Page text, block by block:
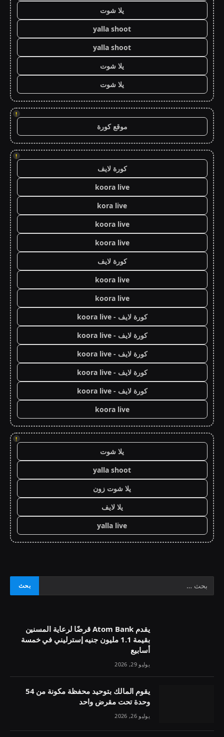
يلا شوت
yalla shoot
yalla shoot
يلا شوت
يلا شوت
!
موقع كورة
!
كورة لايف
koora live
kora live
koora live
koora live
كورة لايف
koora live
koora live
كورة لايف - koora live
كورة لايف - koora live
كورة لايف - koora live
كورة لايف - koora live
كورة لايف - koora live
koora live
!
يلا شوت
yalla shoot
يلا شوت زون
يلا لايف
yalla live
يقدم Atom Bank قرضًا لرعاية المسنين
بقيمة 1.1 مليون جنيه إسترليني في خمسة
أسابيع
يوليو 29, 2026
يقوم المالك بتوحيد محفظة مكونة من 54
وحدة تحت مقرض واحد
يوليو 26, 2026